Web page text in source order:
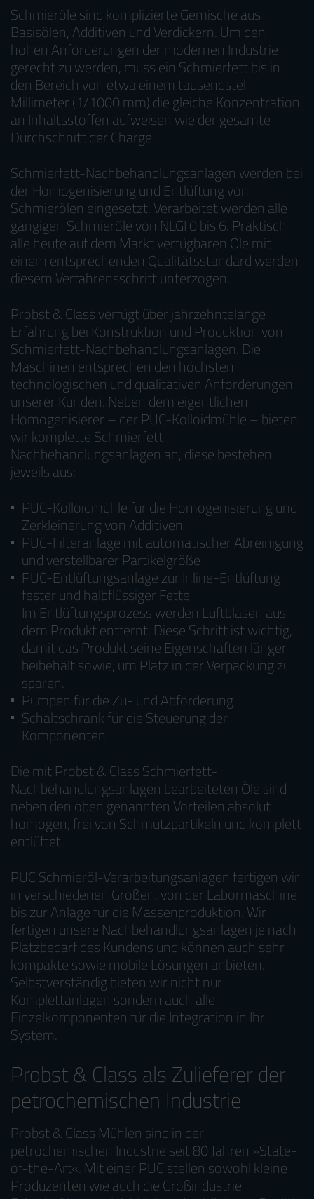
Schmieröle sind komplizierte Gemische aus
Basisölen, Additiven und Verdickern. Um den
hohen Anforderungen der modernen Industrie
gerecht zu werden, muss ein Schmierfett bis in
den Bereich von etwa einem tausendstel
Millimeter (1/1000 mm) die gleiche Konzentration
an Inhaltsstoffen aufweisen wie der gesamte
Durchschnitt der Charge.
Schmierfett-Nachbehandlungsanlagen werden bei
der Homogenisierung und Entlüftung von
Schmierölen eingesetzt. Verarbeitet werden alle
gängigen Schmieröle von NLGI 0 bis 6. Praktisch
alle heute auf dem Markt verfügbaren Öle mit
einem entsprechenden Qualitätsstandard werden
diesem Verfahrensschritt unterzogen.
Probst & Class verfügt über jahrzehntelange
Erfahrung bei Konstruktion und Produktion von
Schmierfett-Nachbehandlungsanlagen. Die
Maschinen entsprechen den höchsten
technologischen und qualitativen Anforderungen
unserer Kunden. Neben dem eigentlichen
Homogenisierer – der PUC-Kolloidmühle – bieten
wir komplette Schmierfett-
Nachbehandlungsanlagen an, diese bestehen
jeweils aus:
PUC-Kolloidmühle für die Homogenisierung und
Zerkleinerung von Additiven
PUC-Filteranlage mit automatischer Abreinigung
und verstellbarer Partikelgröße
PUC-Entlüftungsanlage zur Inline-Entlüftung
fester und halbflüssiger Fette
Im Entlüftungsprozess werden Luftblasen aus
dem Produkt entfernt. Diese Schritt ist wichtig,
damit das Produkt seine Eigenschaften länger
beibehält sowie, um Platz in der Verpackung zu
sparen.
Pumpen für die Zu- und Abförderung
Schaltschrank für die Steuerung der
Komponenten
Die mit Probst & Class Schmierfett-
Nachbehandlungsanlagen bearbeiteten Öle sind
neben den oben genannten Vorteilen absolut
homogen, frei von Schmutzpartikeln und komplett
entlüftet.
PUC Schmieröl-Verarbeitungsanlagen fertigen wir
in verschiedenen Größen, von der Labormaschine
bis zur Anlage für die Massenproduktion. Wir
fertigen unsere Nachbehandlungsanlagen je nach
Platzbedarf des Kundens und können auch sehr
kompakte sowie mobile Lösungen anbieten.
Selbstverständig bieten wir nicht nur
Komplettanlagen sondern auch alle
Einzelkomponenten für die Integration in Ihr
System.
Probst & Class als Zulieferer der
petrochemischen Industrie
Probst & Class Mühlen sind in der
petrochemischen Industrie seit 80 Jahren »State-
of-the-Art«. Mit einer PUC stellen sowohl kleine
Produzenten wie auch die Großindustrie